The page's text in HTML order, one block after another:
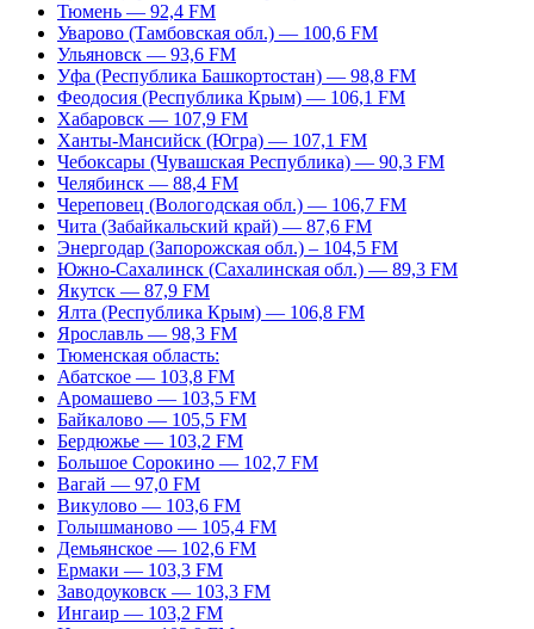
Тюмень — 92,4 FM
Уварово (Тамбовская обл.) — 100,6 FM
Ульяновск — 93,6 FM
Уфа (Республика Башкортостан) — 98,8 FM
Феодосия (Республика Крым) — 106,1 FM
Хабаровск — 107,9 FM
Ханты-Мансийск (Югра) — 107,1 FM
Чебоксары (Чувашская Республика) — 90,3 FM
Челябинск — 88,4 FM
Череповец (Вологодская обл.) — 106,7 FM
Чита (Забайкальский край) — 87,6 FM
Энергодар (Запорожская обл.) – 104,5 FM
Южно-Сахалинск (Сахалинская обл.) — 89,3 FM
Якутск — 87,9 FM
Ялта (Республика Крым) — 106,8 FM
Ярославль — 98,3 FM
Тюменская область:
Абатское — 103,8 FM
Аромашево — 103,5 FM
Байкалово — 105,5 FM
Бердюжье — 103,2 FM
Большое Сорокино — 102,7 FM
Вагай — 97,0 FM
Викулово — 103,6 FM
Голышманово — 105,4 FM
Демьянское — 102,6 FM
Ермаки — 103,3 FM
Заводоуковск — 103,3 FM
Ингаир — 103,2 FM